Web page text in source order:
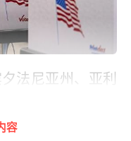
法尼亚州、亚利
而哈里斯在密歇
州和威斯康星州
容